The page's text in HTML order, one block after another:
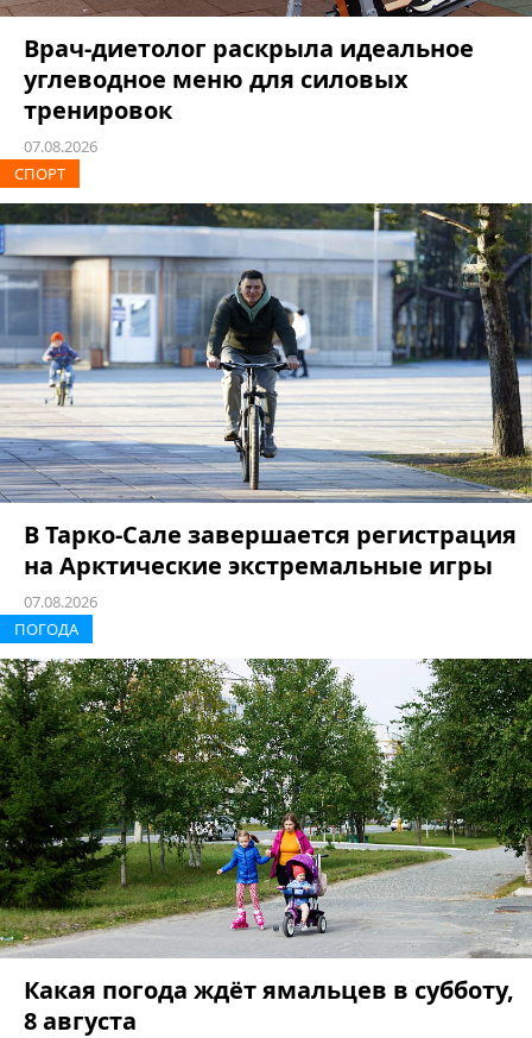
Врач-диетолог раскрыла идеальное
углеводное меню для силовых
тренировок
07.08.2026
СПОРТ
В Тарко-Сале завершается регистрация
на Арктические экстремальные игры
07.08.2026
ПОГОДА
Какая погода ждёт ямальцев в субботу,
8 августа